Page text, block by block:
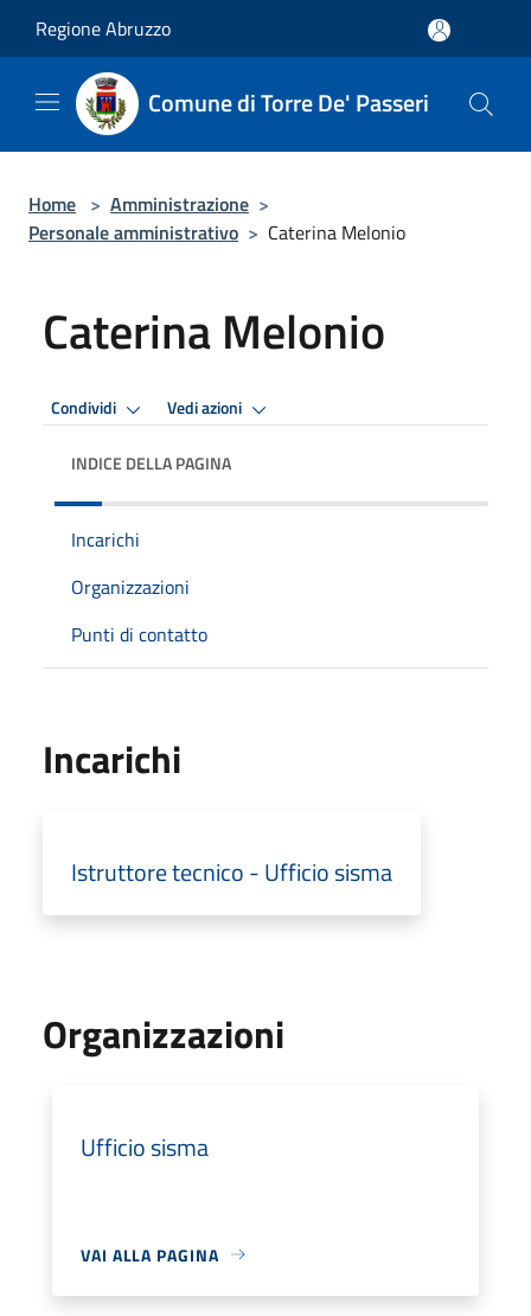
Regione Abruzzo
Comune di Torre De' Passeri
Home > Amministrazione >
Personale amministrativo > Caterina Melonio
Caterina Melonio
Condividi Vedi azioni
INDICE DELLA PAGINA
Incarichi
Organizzazioni
Punti di contatto
Incarichi
Istruttore tecnico - Ufficio sisma
Organizzazioni
Ufficio sisma
VAI ALLA PAGINA